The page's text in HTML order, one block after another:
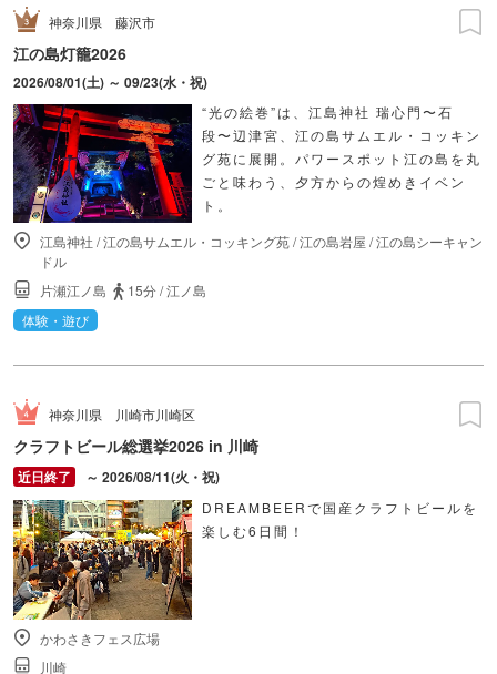
神奈川県 藤沢市
江の島灯籠2026
2026/08/01(土) ～ 09/23(水・祝)
“光の絵巻”は、江島神社 瑞心門〜石
段〜辺津宮、江の島サムエル・コッキン
グ苑に展開。パワースポット江の島を丸
ごと味わう、夕方からの煌めきイベン
ト。
江島神社 /江の島サムエル・コッキング苑/江の島岩屋 /江の島シーキャン
ドル
片瀬江ノ島
15分/江ノ島
体験・遊び
神奈川県 川崎市川崎区
クラフトビール総選挙2026 in 川崎
～ 2026/08/11(火・祝)
DREAMBEERで国産クラフトビールを
楽しむ6日間！
かわさきフェス広場
川崎